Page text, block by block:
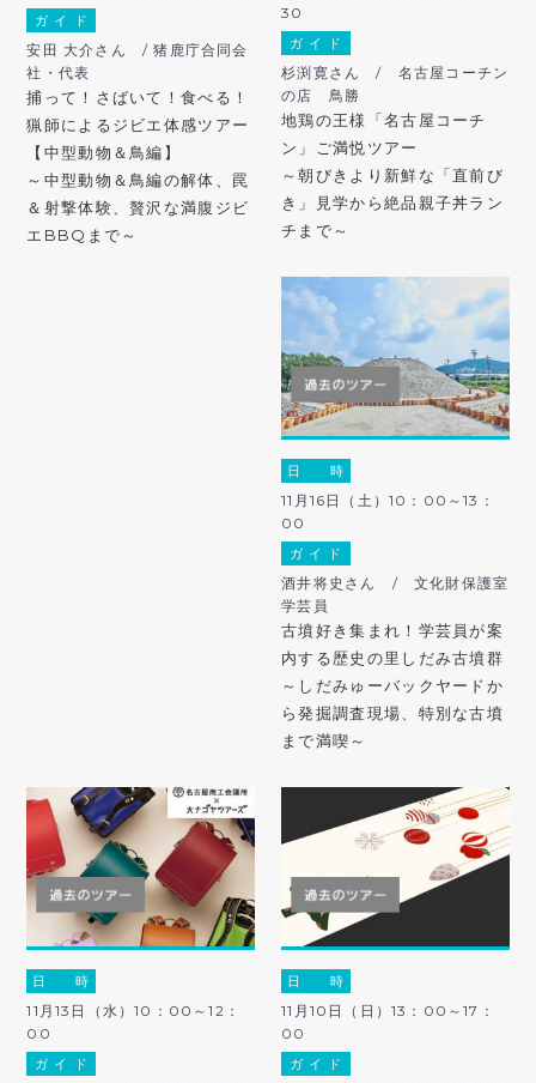
ガ イ ド
安田 大介さん / 猪鹿庁合同会
社・代表
捕って！さばいて！食べる！
猟師によるジビエ体感ツアー
【中型動物＆鳥編】
～中型動物＆鳥編の解体、罠
＆射撃体験、贅沢な満腹ジビ
エBBQまで～
30
ガ イ ド
杉渕寛さん / 名古屋コーチン
の店 鳥勝
地鶏の王様「名古屋コーチ
ン」ご満悦ツアー
～朝びきより新鮮な「直前び
き」見学から絶品親子丼ラン
チまで～
日 時
11月16日（土）10：00～13：
00
ガ イ ド
酒井将史さん / 文化財保護室
学芸員
古墳好き集まれ！学芸員が案
内する歴史の里しだみ古墳群
～しだみゅーバックヤードか
ら発掘調査現場、特別な古墳
まで満喫～
日 時
11月13日（水）10：00～12：
00
ガ イ ド
日 時
11月10日（日）13：00～17：
00
ガ イ ド